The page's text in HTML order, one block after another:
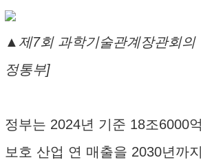
▲제7회 과학기술관계장관회의
정통부]
정부는 2024년 기준 18조6000
보호 산업 연 매출을 2030년까